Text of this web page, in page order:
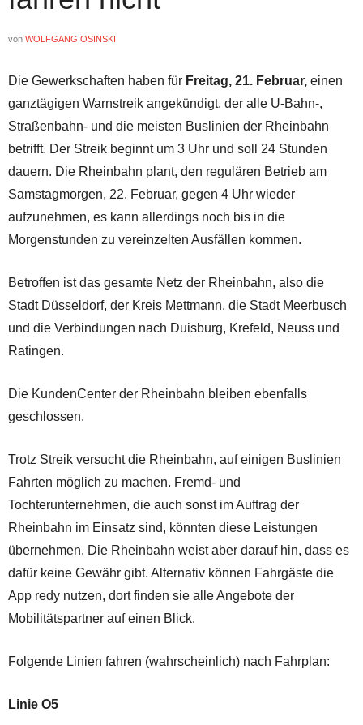
von WOLFGANG OSINSKI
Die Gewerkschaften haben für Freitag, 21. Februar, einen
ganztägigen Warnstreik angekündigt, der alle U-Bahn-,
Straßenbahn- und die meisten Buslinien der Rheinbahn
betrifft. Der Streik beginnt um 3 Uhr und soll 24 Stunden
dauern. Die Rheinbahn plant, den regulären Betrieb am
Samstagmorgen, 22. Februar, gegen 4 Uhr wieder
aufzunehmen, es kann allerdings noch bis in die
Morgenstunden zu vereinzelten Ausfällen kommen.
Betroffen ist das gesamte Netz der Rheinbahn, also die
Stadt Düsseldorf, der Kreis Mettmann, die Stadt Meerbusch
und die Verbindungen nach Duisburg, Krefeld, Neuss und
Ratingen.
Die KundenCenter der Rheinbahn bleiben ebenfalls
geschlossen.
Trotz Streik versucht die Rheinbahn, auf einigen Buslinien
Fahrten möglich zu machen. Fremd- und
Tochterunternehmen, die auch sonst im Auftrag der
Rheinbahn im Einsatz sind, könnten diese Leistungen
übernehmen. Die Rheinbahn weist aber darauf hin, dass es
dafür keine Gewähr gibt. Alternativ können Fahrgäste die
App redy nutzen, dort finden sie alle Angebote der
Mobilitätspartner auf einen Blick.
Folgende Linien fahren (wahrscheinlich) nach Fahrplan:
Linie O5